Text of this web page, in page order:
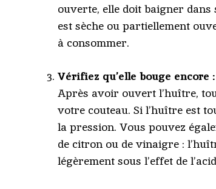
ouverte, elle doit baigner
est sèche ou partiellement
à consommer.
Vérifiez qu’elle bouge encore :
Après avoir ouvert l’huître,
votre couteau. Si l’huître est
la pression. Vous pouvez
de citron ou de vinaigre :
légèrement sous l’effet de